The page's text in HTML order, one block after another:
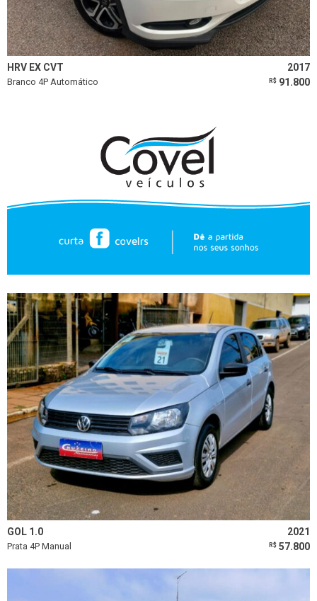
HRV EX CVT 2017
Branco 4P Automático R$ 91.800
GOL 1.0 2021
Prata 4P Manual R$ 57.800